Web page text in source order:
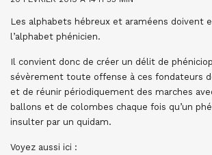
Les alphabets hébreux et araméens doivent
l’alphabet phénicien.
Il convient donc de créer un délit de
sévèrement toute offense à ces fondateurs
et de réunir périodiquement des marches
ballons et de colombes chaque fois qu’un
insulter par un quidam.
Voyez aussi ici :